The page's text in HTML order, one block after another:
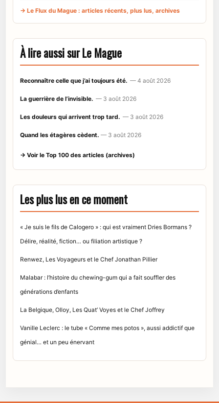
→ Le Flux du Mague : articles récents, plus lus, archives
À lire aussi sur Le Mague
Reconnaître celle que j’ai toujours été. — 4 août 2026
La guerrière de l’invisible. — 3 août 2026
Les douleurs qui arrivent trop tard. — 3 août 2026
Quand les étagères cèdent. — 3 août 2026
→ Voir le Top 100 des articles (archives)
Les plus lus en ce moment
« Je suis le fils de Calogero » : qui est vraiment Dries Bormans ?
Délire, réalité, fiction… ou filiation artistique ?
Renwez, Les Voyageurs et le Chef Jonathan Pillier
Malabar : l’histoire du chewing-gum qui a fait souffler des
générations d’enfants
La Belgique, Olloy, Les Quat’ Voyes et le Chef Joffrey
Vanille Leclerc : le tube « Comme mes potos », aussi addictif que
génial… et un peu énervant